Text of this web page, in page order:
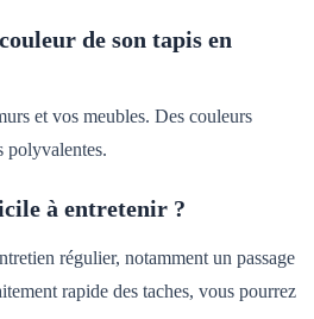
de son tapis en
et vos meubles. Des couleurs
polyvalentes.
à entretenir ?
régulier, notamment un passage
rapide des taches, vous pourrez